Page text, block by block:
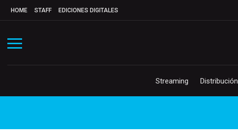
HOME STAFF EDICIONES DIGITALES
Streaming Distribución